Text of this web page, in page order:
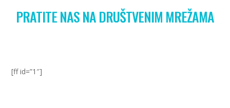
PRATITE NAS NA DRUŠTVENIM MREŽAMA
[ff id=”1″]